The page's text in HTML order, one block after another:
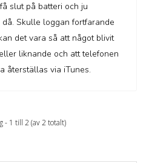
slut på batteri och ju
Skulle loggan fortfarande
det vara så att något blivit
liknande och att telefonen
återställas via iTunes.
- 1 till 2 (av 2 totalt)